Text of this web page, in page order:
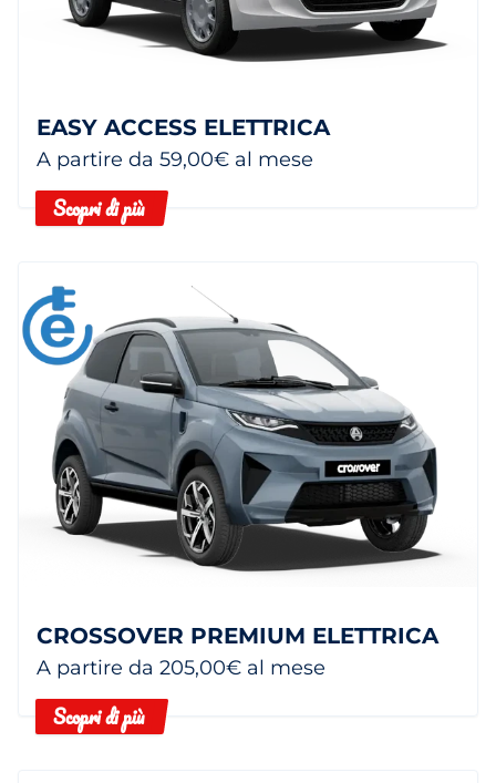
EASY ACCESS ELETTRICA
A partire da 59,00€ al mese
Scopri di più
CROSSOVER PREMIUM ELETTRICA
A partire da 205,00€ al mese
Scopri di più